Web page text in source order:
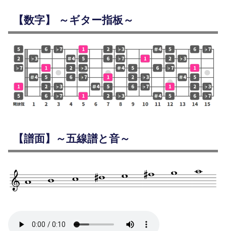
【数字】 ～ギター指板～
【譜面】～五線譜と音～